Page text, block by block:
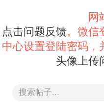
网
点击问题反馈。微信
中心设置登陆密码，
头像上传